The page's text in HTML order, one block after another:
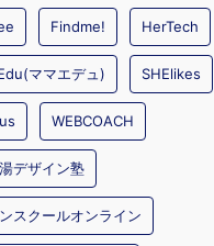
Findme! HerTech
ママエデュ) SHElikes
WEBCOACH
デザイン塾
スクールオンライン